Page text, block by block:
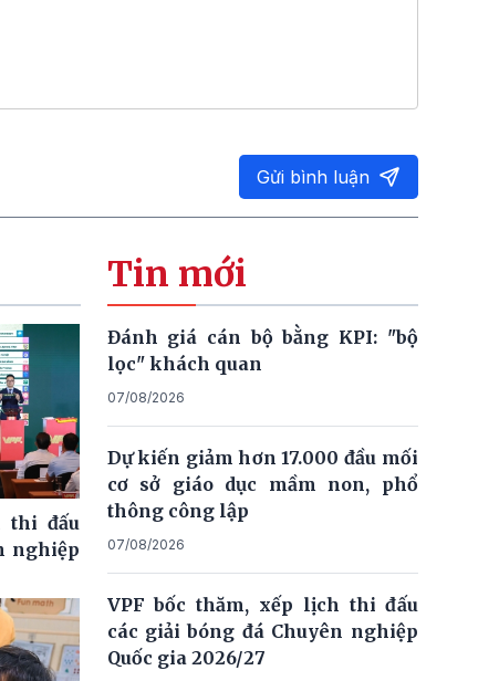
Gửi bình luận
thi đấu
nghiệp
Tin mới
Đánh giá cán bộ bằng KPI: "bộ
lọc" khách quan
07/08/2026
Dự kiến giảm hơn 17.000 đầu mối
cơ sở giáo dục mầm non, phổ
thông công lập
07/08/2026
VPF bốc thăm, xếp lịch thi đấu
các giải bóng đá Chuyên nghiệp
Quốc gia 2026/27